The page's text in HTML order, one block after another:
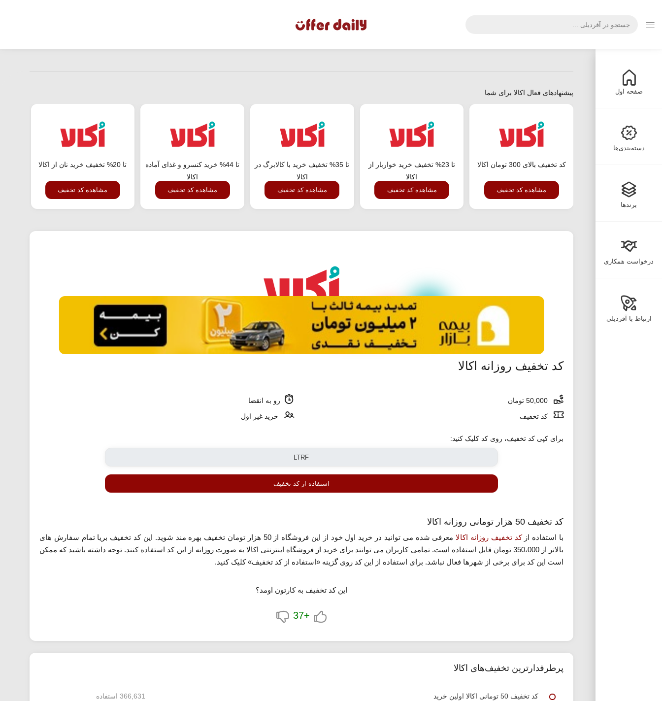
صفحه اول
دسته‌بندی‌ها
برندها
درخواست همکاری
ارتباط با آفردیلی
پیشنهادهای فعال اکالا برای شما
کد تخفیف بالای 300 تومان اکالا
مشاهده کد تخفیف
تا 23% تخفیف خرید خواربار از
اکالا
مشاهده کد تخفیف
تا 35% تخفیف خرید با کالابرگ در
اکالا
مشاهده کد تخفیف
تا 44% خرید کنسرو و غذای آماده
اکالا
مشاهده کد تخفیف
تا 20% تخفیف خرید نان از اکالا
مشاهده کد تخفیف
کد تخفیف روزانه اکالا
رو به انقضا
کد تخفیف
خرید غیر اول
برای کپی کد تخفیف، روی کد کلیک کنید:
استفاده از کد تخفیف
کد تخفیف 50 هزار تومانی روزانه اکالا
با استفاده ازکد تخفیف روزانه اکالا
معرفی شده می توانید در خرید اول خود از این فروشگاه از 50 هزار تومان تخفیف بهره مند شوید. این کد تخفیف بریا تمام سفارش های
بالاتر از 350،000 تومان قابل استفاده است. تمامی کاربران می توانند برای خرید از فروشگاه اینترنتی اکالا به صورت روزانه از این کد استفاده کنند. توجه داشته باشید که ممکن
است این کد برای برخی از شهرها فعال نباشد. برای استفاده از این کد روی گزینه «استفاده از کد تخفیف» کلیک کنید.
این کد تخفیف به کارتون اومد؟
+37
پرطرفدارترین تخفیف‌های اکالا
کد تخفیف 50 تومانی اکالا اولین خرید
366,631 استفاده